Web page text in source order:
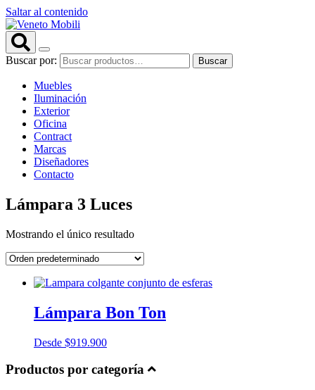
Saltar al contenido
Buscar por: Buscar
Muebles
Iluminación
Exterior
Oficina
Contract
Marcas
Diseñadores
Contacto
Lámpara 3 Luces
Mostrando el único resultado
Lámpara Bon Ton
Desde $919.900
Productos por categoría